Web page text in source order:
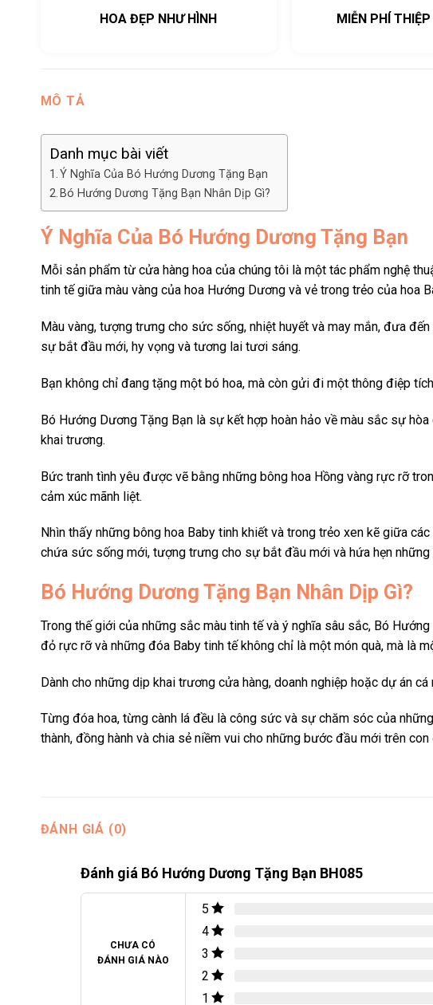
HOA ĐẸP NHƯ HÌNH MIỄN PHÍ
MÔ TẢ
Danh mục bài viết
Ý Nghĩa Của Bó Hướng Dương Tặng Bạn
Bó Hướng Dương Tặng Bạn Nhân Dịp Gì?
Ý Nghĩa Của Bó Hướng Dương Tặng Bạn
Mỗi sản phẩm từ cửa hàng hoa của chúng tôi là một tác phẩm nghệ
tinh tế giữa màu vàng của hoa Hướng Dương và vẻ trong trẻo của hoa
Màu vàng, tượng trưng cho sức sống, nhiệt huyết và may mắn, đưa
sự bắt đầu mới, hy vọng và tương lai tươi sáng.
Bạn không chỉ đang tặng một bó hoa, mà còn gửi đi một thông điệp
Bó Hướng Dương Tặng Bạn là sự kết hợp hoàn hảo về màu sắc sự
khai trương.
Bức tranh tình yêu được vẽ bằng những bông hoa Hồng vàng rực rỡ
cảm xúc mãnh liệt.
Nhìn thấy những bông hoa Baby tinh khiết và trong trẻo xen kẽ giữa
chứa sức sống mới, tượng trưng cho sự bắt đầu mới và hứa hẹn
Bó Hướng Dương Tặng Bạn Nhân Dịp Gì?
Trong thế giới của những sắc màu tinh tế và ý nghĩa sâu sắc, Bó
đỏ rực rỡ và những đóa Baby tinh tế không chỉ là một món quà, mà là
Dành cho những dịp khai trương cửa hàng, doanh nghiệp hoặc dự án
Từng đóa hoa, từng cành lá đều là công sức và sự chăm sóc của
thành, đồng hành và chia sẻ niềm vui cho những bước đầu mới trên
ĐÁNH GIÁ (0)
Đánh giá Bó Hướng Dương Tặng Bạn BH085
CHƯA CÓ
ĐÁNH GIÁ NÀO
5
4
3
2
1